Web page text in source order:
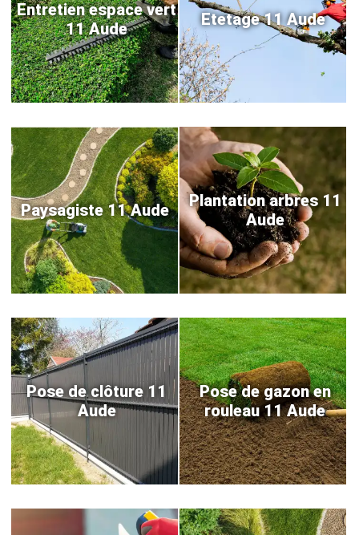
Entretien espace vert
11 Aude
Etetage 11 Aude
Paysagiste 11 Aude
Plantation arbres 11
Aude
Pose de clôture 11
Aude
Pose de gazon en
rouleau 11 Aude